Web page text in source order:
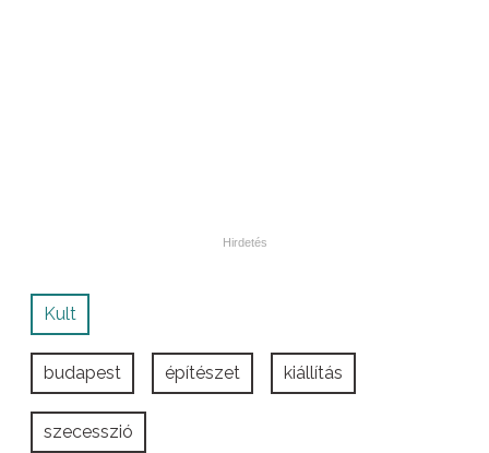
Kult
budapest építészet kiállítás
szecesszió